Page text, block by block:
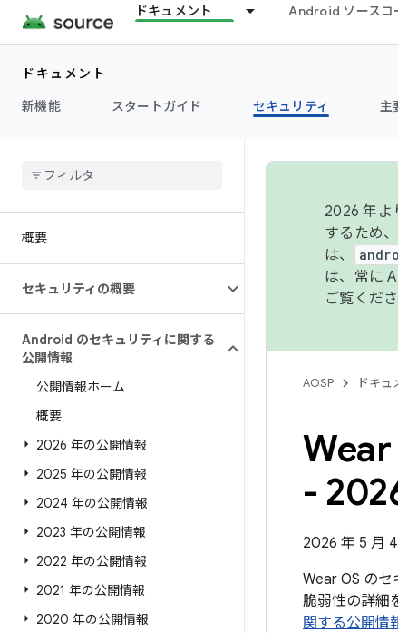
ドキュメント Android ソースコ
ドキュメント
新機能
スタートガイド セキュリティ 主
概要
セキュリティの概要
Android のセキュリティに関する
公開情報
公開情報ホーム
概要
2026 年の公開情報
2025 年の公開情報
2024 年の公開情報
2023 年の公開情報
2022 年の公開情報
2021 年の公開情報
2020 年の公開情報
2026 年よ
するため
は、
は、常に
ご覧くださ
AOSP ドキュ
-
2026 年 5 月
Wear OS の
脆弱性の詳細
関する公開情